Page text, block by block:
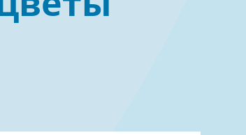
Эндоскопия